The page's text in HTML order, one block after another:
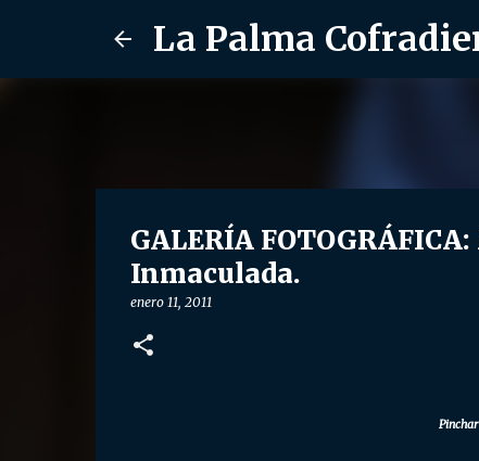
La Palma
GALERÍA
Inmaculada.
enero 11, 2011